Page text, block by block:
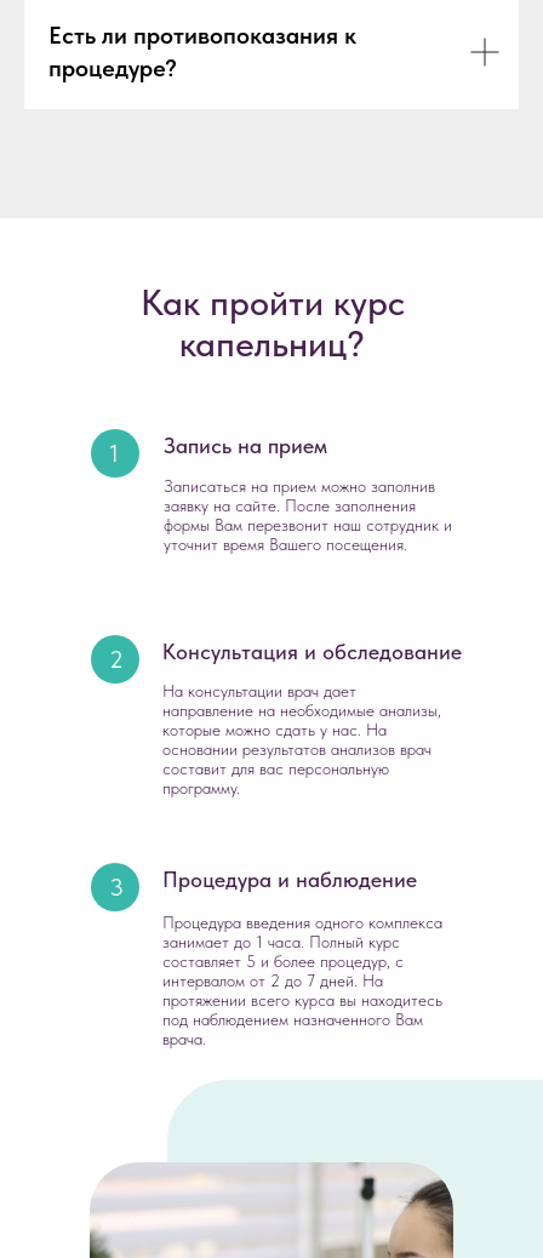
Есть ли противопоказания к
процедуре?
Как пройти курс
капельниц?
Процедура и наблюдение
На консультации врач дает
направление на необходимые анализы,
которые можно сдать у нас. На
основании результатов анализов врач
составит для вас персональную
программу.
Консультация и обследование
Процедура введения одного комплекса
занимает до 1 часа. Полный курс
составляет 5 и более процедур, с
интервалом от 2 до 7 дней. На
протяжении всего курса вы находитесь
под наблюдением назначенного Вам
врача.
Запись на прием
Записаться на прием можно заполнив
заявку на сайте. После заполнения
формы Вам перезвонит наш сотрудник и
уточнит время Вашего посещения.
1
2
3